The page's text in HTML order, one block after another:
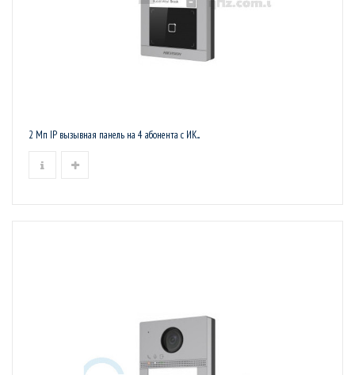
2 Мп IP вызывная панель на 4 абонента c ИК...